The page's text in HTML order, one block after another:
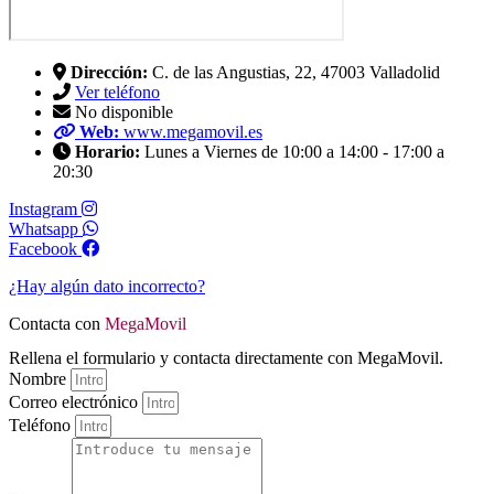
Dirección: C. de las Angustias, 22, 47003 Valladolid
Ver teléfono
No disponible
Web: www.megamovil.es
Horario: Lunes a Viernes de 10:00 a 14:00 - 17:00 a
20:30
Instagram
Whatsapp
Facebook
¿Hay algún dato incorrecto?
Contacta con MegaMovil
Rellena el formulario y contacta directamente con MegaMovil.
Nombre
Correo electrónico
Teléfono